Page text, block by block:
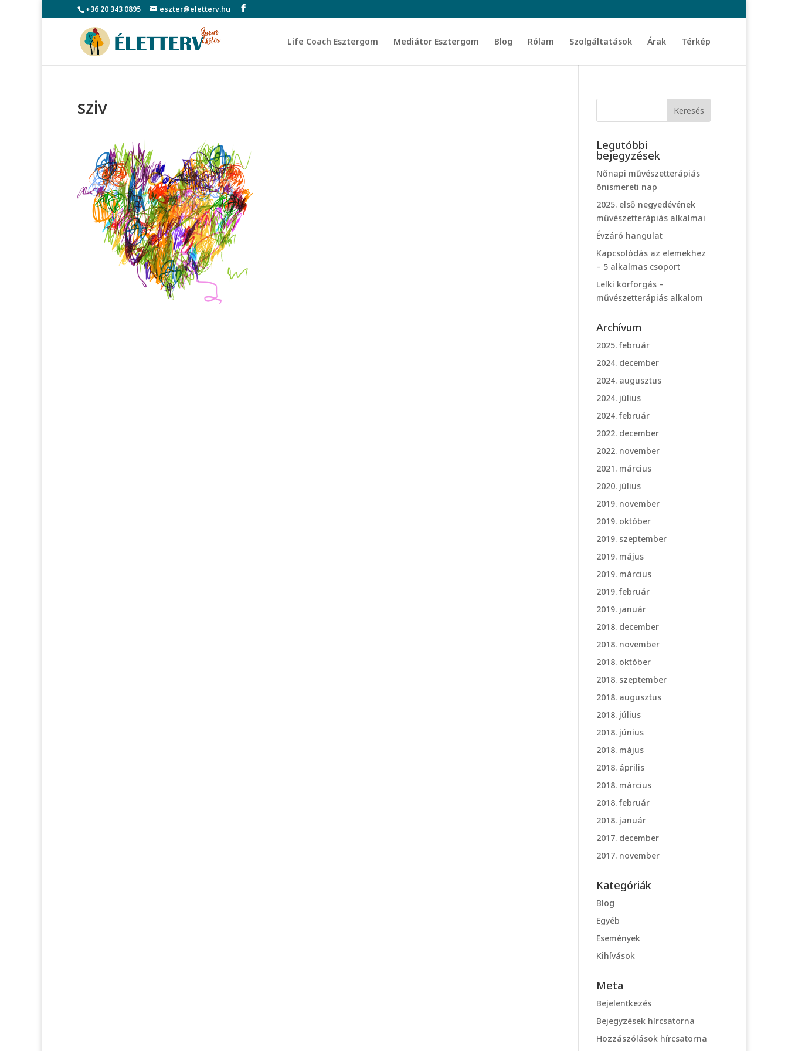
+36 20 343 0895 eszter@eletterv.hu
Life Coach Esztergom Mediátor Esztergom Blog Rólam Szolgáltatások Árak Térkép
sziv
Legutóbbi
bejegyzések
Nőnapi művészetterápiás
önismereti nap
2025. első negyedévének
művészetterápiás alkalmai
Évzáró hangulat
Kapcsolódás az elemekhez
– 5 alkalmas csoport
Lelki körforgás –
művészetterápiás alkalom
Archívum
2025. február
2024. december
2024. augusztus
2024. július
2024. február
2022. december
2022. november
2021. március
2020. július
2019. november
2019. október
2019. szeptember
2019. május
2019. március
2019. február
2019. január
2018. december
2018. november
2018. október
2018. szeptember
2018. augusztus
2018. július
2018. június
2018. május
2018. április
2018. március
2018. február
2018. január
2017. december
2017. november
Kategóriák
Blog
Egyéb
Események
Kihívások
Meta
Bejelentkezés
Bejegyzések hírcsatorna
Hozzászólások hírcsatorna